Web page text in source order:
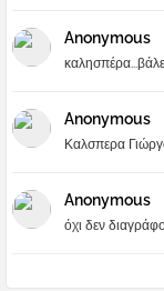
Anonymous
Anonymous
Καλσπερα
Anonymous
όχι δεν